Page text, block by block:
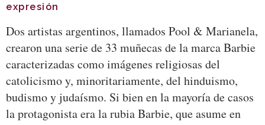
expresión
Dos artistas argentinos, llamados Pool & Marianela,
crearon una serie de 33 muñecas de la marca Barbie
caracterizadas como imágenes religiosas del
catolicismo y, minoritariamente, del hinduismo,
budismo y judaísmo. Si bien en la mayoría de casos
la protagonista era la rubia Barbie, que asume en